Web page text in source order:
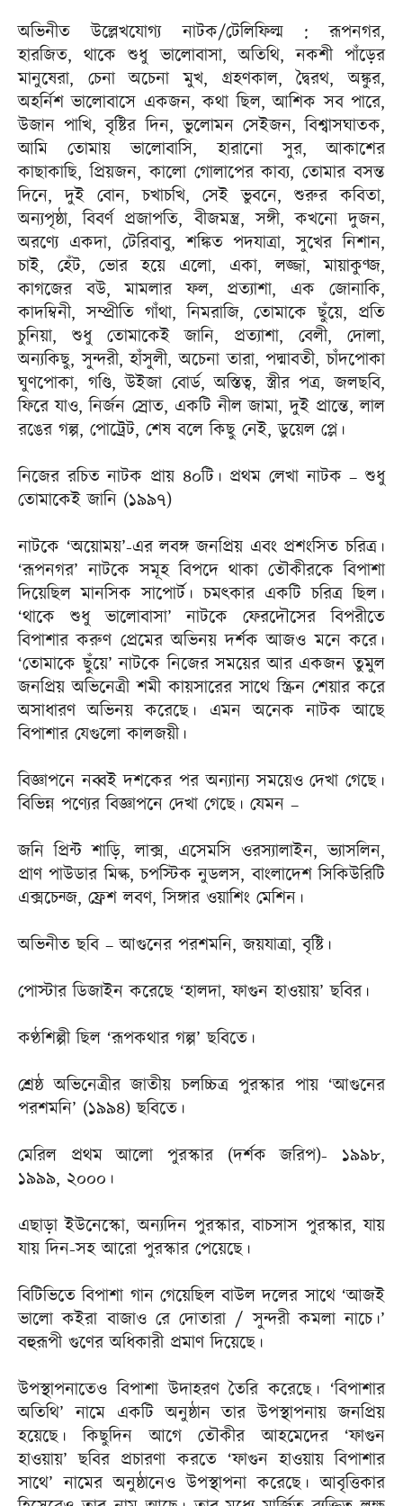
অভিনীত উল্লেখযোগ্য নাটক/টেলিফিল্ম : রূপনগর,
হারজিত, থাকে শুধু ভালোবাসা, অতিথি, নকশী পাঁড়ের
মানুষেরা, চেনা অচেনা মুখ, গ্রহণকাল, দ্বৈরথ, অঙ্কুর,
অহর্নিশ ভালোবাসে একজন, কথা ছিল, আশিক সব পারে,
উজান পাখি, বৃষ্টির দিন, ভুলোমন সেইজন, বিশ্বাসঘাতক,
আমি তোমায় ভালোবাসি, হারানো সুর, আকাশের
কাছাকাছি, প্রিয়জন, কালো গোলাপের কাব্য, তোমার বসন্ত
দিনে, দুই বোন, চখাচখি, সেই ভুবনে, শুরুর কবিতা,
অন্যপৃষ্ঠা, বিবর্ণ প্রজাপতি, বীজমন্ত্র, সঙ্গী, কখনো দুজন,
অরণ্যে একদা, টেরিবাবু, শঙ্কিত পদযাত্রা, সুখের নিশান,
চাই, হেঁট, ভোর হয়ে এলো, একা, লজ্জা, মায়াকুণ্জ,
কাগজের বউ, মামলার ফল, প্রত্যাশা, এক জোনাকি,
কাদম্বিনী, সম্প্রীতি গাঁথা, নিমরাজি, তোমাকে ছুঁয়ে, প্রতি
চুনিয়া, শুধু তোমাকেই জানি, প্রত্যাশা, বেলী, দোলা,
অন্যকিছু, সুন্দরী, হাঁসুলী, অচেনা তারা, পদ্মাবতী, চাঁদপোকা
ঘুণপোকা, গণ্ডি, উইজা বোর্ড, অস্তিত্ব, স্ত্রীর পত্র, জলছবি,
ফিরে যাও, নির্জন স্রোত, একটি নীল জামা, দুই প্রান্তে, লাল
রঙের গল্প, পোট্রেট, শেষ বলে কিছু নেই, ডুয়েল প্লে।
নিজের রচিত নাটক প্রায় ৪০টি। প্রথম লেখা নাটক – শুধু
তোমাকেই জানি (১৯৯৭)
নাটকে ‘অয়োময়’-এর লবঙ্গ জনপ্রিয় এবং প্রশংসিত চরিত্র।
‘রূপনগর’ নাটকে সমূহ বিপদে থাকা তৌকীরকে বিপাশা
দিয়েছিল মানসিক সাপোর্ট। চমৎকার একটি চরিত্র ছিল।
‘থাকে শুধু ভালোবাসা’ নাটকে ফেরদৌসের বিপরীতে
বিপাশার করুণ প্রেমের অভিনয় দর্শক আজও মনে করে।
‘তোমাকে ছুঁয়ে’ নাটকে নিজের সময়ের আর একজন তুমুল
জনপ্রিয় অভিনেত্রী শমী কায়সারের সাথে স্ক্রিন শেয়ার করে
অসাধারণ অভিনয় করেছে। এমন অনেক নাটক আছে
বিপাশার যেগুলো কালজয়ী।
বিজ্ঞাপনে নব্বই দশকের পর অন্যান্য সময়েও দেখা গেছে।
বিভিন্ন পণ্যের বিজ্ঞাপনে দেখা গেছে। যেমন –
জনি প্রিন্ট শাড়ি, লাক্স, এসেমসি ওরস্যালাইন, ভ্যাসলিন,
প্রাণ পাউডার মিল্ক, চপস্টিক নুডলস, বাংলাদেশ সিকিউরিটি
এক্সচেন্জ, ফ্রেশ লবণ, সিঙ্গার ওয়াশিং মেশিন।
অভিনীত ছবি – আগুনের পরশমনি, জয়যাত্রা, বৃষ্টি।
পোস্টার ডিজাইন করেছে ‘হালদা, ফাগুন হাওয়ায়’ ছবির।
কণ্ঠশিল্পী ছিল ‘রূপকথার গল্প’ ছবিতে।
শ্রেষ্ঠ অভিনেত্রীর জাতীয় চলচ্চিত্র পুরস্কার পায় ‘আগুনের
পরশমনি’ (১৯৯৪) ছবিতে।
মেরিল প্রথম আলো পুরস্কার (দর্শক জরিপ)- ১৯৯৮,
১৯৯৯, ২০০০।
এছাড়া ইউনেস্কো, অন্যদিন পুরস্কার, বাচসাস পুরস্কার, যায়
যায় দিন-সহ আরো পুরস্কার পেয়েছে।
বিটিভিতে বিপাশা গান গেয়েছিল বাউল দলের সাথে ‘আজই
ভালো কইরা বাজাও রে দোতারা / সুন্দরী কমলা নাচে।’
বহুরূপী গুণের অধিকারী প্রমাণ দিয়েছে।
উপস্থাপনাতেও বিপাশা উদাহরণ তৈরি করেছে। ‘বিপাশার
অতিথি’ নামে একটি অনুষ্ঠান তার উপস্থাপনায় জনপ্রিয়
হয়েছে। কিছুদিন আগে তৌকীর আহমেদের ‘ফাগুন
হাওয়ায়’ ছবির প্রচারণা করতে ‘ফাগুন হাওয়ায় বিপাশার
সাথে’ নামের অনুষ্ঠানেও উপস্থাপনা করেছে। আবৃত্তিকার